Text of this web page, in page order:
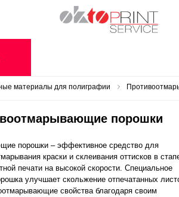
материалы для полиграфии
порошки
порошки – эффективное средство для
краски и склеивания оттисков в
печати на высокой скорости. Специальное
улучшает скольжение отпечатанных
свойства благодаря своим